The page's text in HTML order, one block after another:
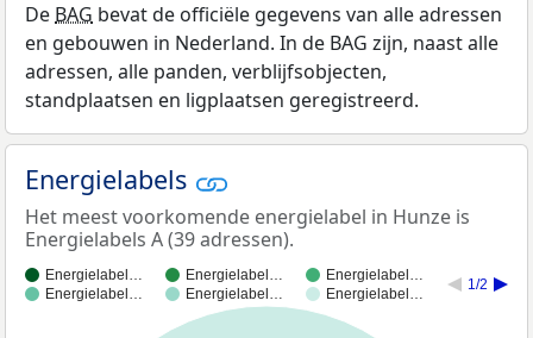
De BAG bevat de officiële gegevens van alle adressen
en gebouwen in Nederland. In de BAG zijn, naast alle
adressen, alle panden, verblijfsobjecten,
standplaatsen en ligplaatsen geregistreerd.
Energielabels
Het meest voorkomende energielabel in Hunze is
Energielabels A (39 adressen).
Energielabel… Energielabel…
Energielabel…
Energielabel…
Energielabel… Energielabel…
1/2